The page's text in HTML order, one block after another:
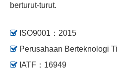
berturut-turut.
 ISO9001：2015
 Perusahaan Berteknologi
 IATF：16949